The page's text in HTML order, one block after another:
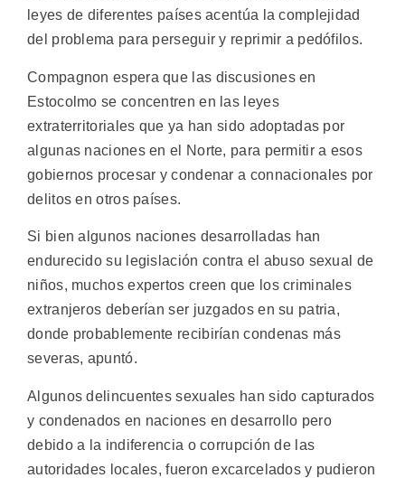
leyes de diferentes países acentúa la complejidad
del problema para perseguir y reprimir a pedófilos.
Compagnon espera que las discusiones en
Estocolmo se concentren en las leyes
extraterritoriales que ya han sido adoptadas por
algunas naciones en el Norte, para permitir a esos
gobiernos procesar y condenar a connacionales por
delitos en otros países.
Si bien algunos naciones desarrolladas han
endurecido su legislación contra el abuso sexual de
niños, muchos expertos creen que los criminales
extranjeros deberían ser juzgados en su patria,
donde probablemente recibirían condenas más
severas, apuntó.
Algunos delincuentes sexuales han sido capturados
y condenados en naciones en desarrollo pero
debido a la indiferencia o corrupción de las
autoridades locales, fueron excarcelados y pudieron